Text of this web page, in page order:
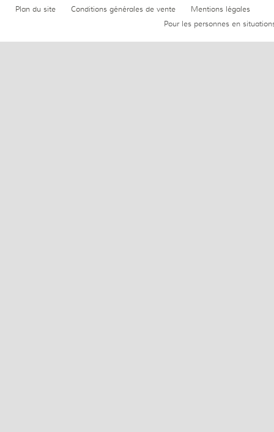
Plan du site Conditions générales de vente
Mentions légales
Pour les personnes en